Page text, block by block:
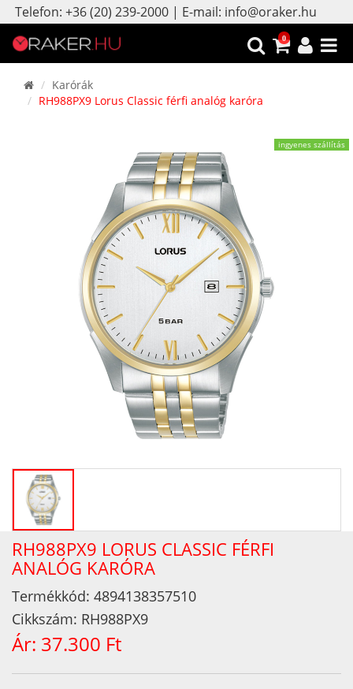
Telefon: +36 (20) 239-2000 | E-mail: info@oraker.hu
0
Karórák
RH988PX9 Lorus Classic férfi analóg karóra
ingyenes szállítás
RH988PX9 LORUS CLASSIC FÉRFI
ANALÓG KARÓRA
Termékkód: 4894138357510
Cikkszám: RH988PX9
Ár: 37.300 Ft